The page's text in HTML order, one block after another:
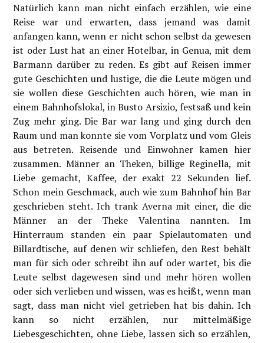
Natürlich kann man nicht einfach erzählen, wie eine
Reise war und erwarten, dass jemand was damit
anfangen kann, wenn er nicht schon selbst da gewesen
ist oder Lust hat an einer Hotelbar, in Genua, mit dem
Barmann darüber zu reden. Es gibt auf Reisen immer
gute Geschichten und lustige, die die Leute mögen und
sie wollen diese Geschichten auch hören, wie man in
einem Bahnhofslokal, in Busto Arsizio, festsaß und kein
Zug mehr ging. Die Bar war lang und ging durch den
Raum und man konnte sie vom Vorplatz und vom Gleis
aus betreten. Reisende und Einwohner kamen hier
zusammen. Männer an Theken, billige Reginella, mit
Liebe gemacht, Kaffee, der exakt 22 Sekunden lief.
Schon mein Geschmack, auch wie zum Bahnhof hin Bar
geschrieben steht. Ich trank Averna mit einer, die die
Männer an der Theke Valentina nannten. Im
Hinterraum standen ein paar Spielautomaten und
Billardtische, auf denen wir schliefen, den Rest behält
man für sich oder schreibt ihn auf oder wartet, bis die
Leute selbst dagewesen sind und mehr hören wollen
oder sich verlieben und wissen, was es heißt, wenn man
sagt, dass man nicht viel getrieben hat bis dahin. Ich
kann so nicht erzählen, nur mittelmäßige
Liebesgeschichten, ohne Liebe, lassen sich so erzählen,